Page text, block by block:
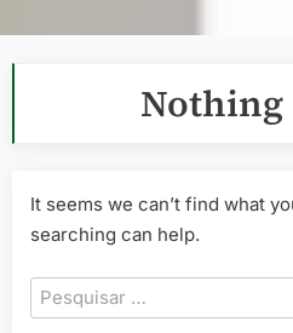
Nothing
It seems we can’t find what
searching can help.
Pesquisar
por: